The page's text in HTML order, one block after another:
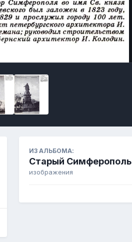
ИЗ АЛЬБОМА:
Старый Симферополь
изображения